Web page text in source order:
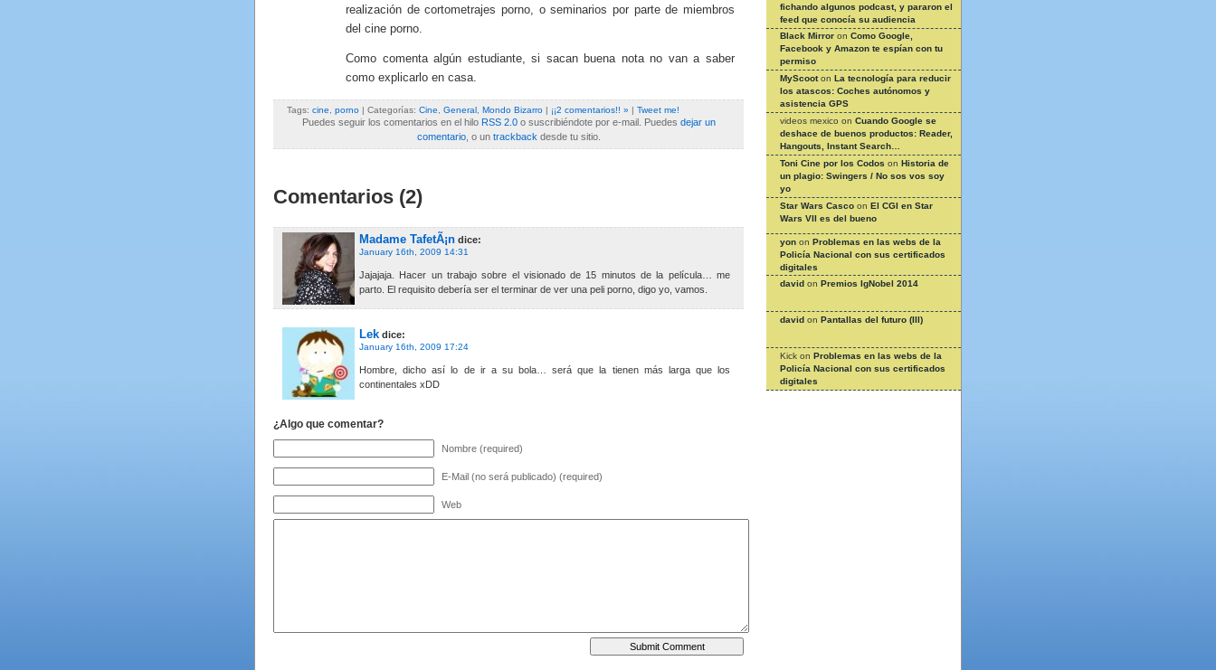
realización de cortometrajes porno, o seminarios por parte de miembros
del cine porno.
Como comenta algún estudiante, si sacan buena nota no van a saber
como explicarlo en casa.
Tags: cine porno | Categorías: Cine General Mondo Bizarro | ¡¡2 comentarios!! » | Tweet me!
Puedes seguir los comentarios en el hilo RSS 2.0o suscribiéndote por e-mail. Puedes dejar un
comentario, o un trackback desde tu sitio.
Comentarios (2)
Madame TafetÃ¡n dice:
January 16th, 2009 14:31
Jajajaja. Hacer un trabajo sobre el visionado de 15 minutos de la película… me
parto. El requisito debería ser el terminar de ver una peli porno, digo yo, vamos.
Lek dice:
January 16th, 2009 17:24
Hombre, dicho así lo de ir a su bola… será que la tienen más larga que los
continentales xDD
¿Algo que comentar?
Nombre (required)
E-Mail (no será publicado) (required)
Web
fichando algunos podcast, y pararon el
feed que conocía su audiencia
Black Mirror on Como Google,
Facebook y Amazon te espían con tu
permiso
MyScooton La tecnología para reducir
los atascos: Coches autónomos y
asistencia GPS
videos mexico on Cuando Google se
deshace de buenos productos: Reader,
Hangouts, Instant Search…
Toni Cine por los Codos on Historia de
un plagio: Swingers / No sos vos soy
yo
Star Wars Casco on El CGI en Star
Wars VII es del bueno
yon on Problemas en las webs de la
Policía Nacional con sus certificados
digitales
david on Premios IgNobel 2014
david on Pantallas del futuro (III)
Kick on Problemas en las webs de la
Policía Nacional con sus certificados
digitales